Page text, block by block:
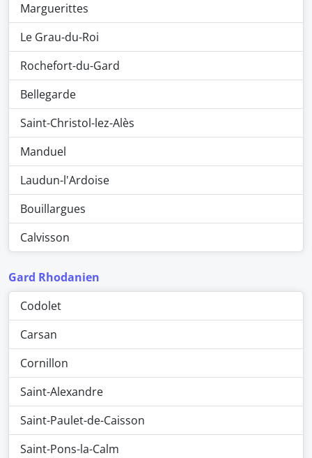
Marguerittes
Le Grau-du-Roi
Rochefort-du-Gard
Bellegarde
Saint-Christol-lez-Alès
Manduel
Laudun-l'Ardoise
Bouillargues
Calvisson
Gard Rhodanien
Codolet
Carsan
Cornillon
Saint-Alexandre
Saint-Paulet-de-Caisson
Saint-Pons-la-Calm